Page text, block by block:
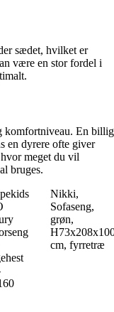
sædet, hvilket er
være en stor fordel i
komfortniveau. En billig
en dyrere ofte giver
meget du vil
bruges.
Nikki,
Sofaseng,
grøn,
cm, fyrretræ